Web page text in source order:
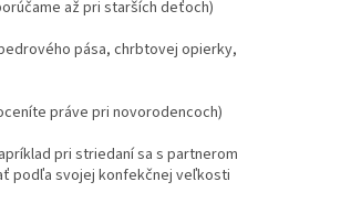
až pri starších deťoch)
pása, chrbtovej opierky,
práve pri novorodencoch)
pri striedaní sa s partnerom
podľa svojej konfekčnej veľkosti